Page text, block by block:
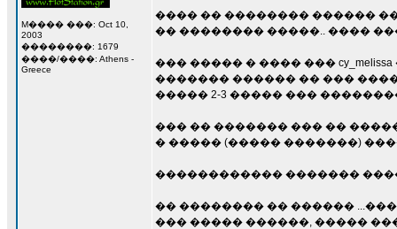
M���� ���: Oct 10,
2003
��������: 1679
����/����: Athens -
Greece
���� �� �������� ������
�� �������� �����.. ����
��� ����� � ���� ���
������� ������ �� ���
����� 2-3 ����� ���
��� �� ������� ��� ��
� ����� (����� �������)
������������ �������
�� �������� �� ������
��� ����� ������, �����